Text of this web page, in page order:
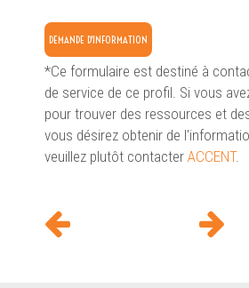
DEMANDE D'INFORMATION
*Ce formulaire est destiné à
de service de ce profil. Si vous
pour trouver des ressources et
vous désirez obtenir de
veuillez plutôt contacter ACCENT.